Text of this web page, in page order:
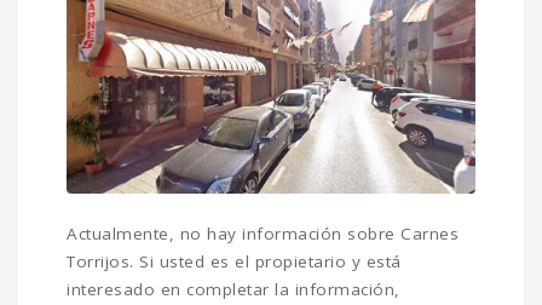
Actualmente, no hay información sobre Carnes
Torrijos. Si usted es el propietario y está
interesado en completar la información,